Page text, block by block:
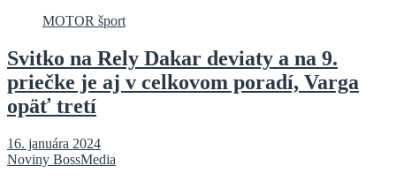
MOTOR šport
Svitko na Rely Dakar deviaty a na 9.
priečke je aj v celkovom poradí, Varga
opäť tretí
16. januára 2024
Noviny BossMedia